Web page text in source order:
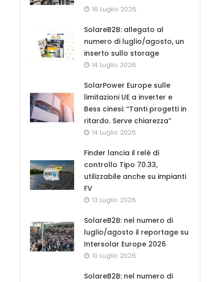
16 Luglio 2026
SolareB2B: allegato al
numero di luglio/agosto, un
inserto sullo storage
14 Luglio 2026
SolarPower Europe sulle
limitazioni UE a inverter e
Bess cinesi: “Tanti progetti in
ritardo. Serve chiarezza”
14 Luglio 2026
Finder lancia il relè di
controllo Tipo 70.33,
utilizzabile anche su impianti
FV
13 Luglio 2026
SolareB2B: nel numero di
luglio/agosto il reportage su
Intersolar Europe 2026
10 Luglio 2026
SolareB2B: nel numero di